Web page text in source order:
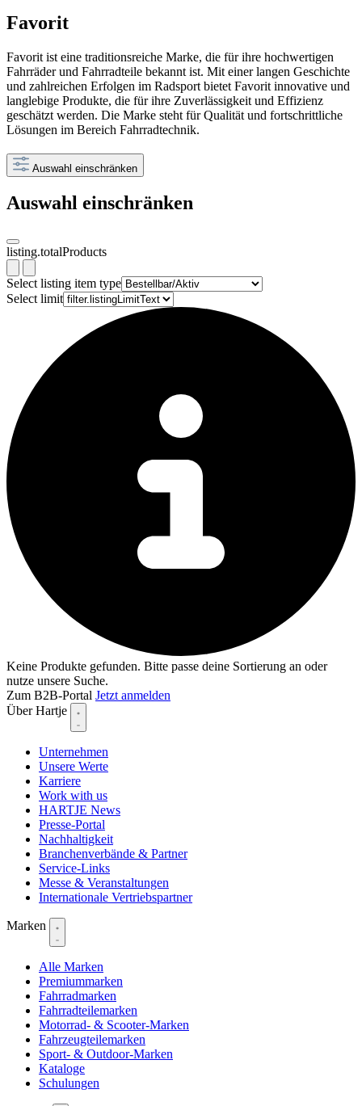
Favorit
Favorit ist eine traditionsreiche Marke, die für ihre hochwertigen
Fahrräder und Fahrradteile bekannt ist. Mit einer langen Geschichte
und zahlreichen Erfolgen im Radsport bietet Favorit innovative und
langlebige Produkte, die für ihre Zuverlässigkeit und Effizienz
geschätzt werden. Die Marke steht für Qualität und fortschrittliche
Lösungen im Bereich Fahrradtechnik.
Auswahl einschränken
Auswahl einschränken
listing.totalProducts
Select listing item type
Select limit
Keine Produkte gefunden. Bitte passe deine Sortierung an oder
nutze unsere Suche.
Zum B2B-Portal Jetzt anmelden
Über Hartje
Unternehmen
Unsere Werte
Karriere
Work with us
HARTJE News
Presse-Portal
Nachhaltigkeit
Branchenverbände & Partner
Service-Links
Messe & Veranstaltungen
Internationale Vertriebspartner
Marken
Alle Marken
Premiummarken
Fahrradmarken
Fahrradteilemarken
Motorrad- & Scooter-Marken
Fahrzeugteilemarken
Sport- & Outdoor-Marken
Kataloge
Schulungen